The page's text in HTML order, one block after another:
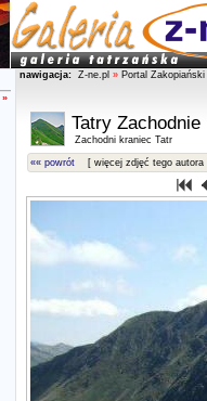
»
nawigacja: Z-ne.pl » Portal Zakopiański
Tatry Zachodnie
Zachodni kraniec Tatr
«« powrót [ więcej zdjęć tego autora